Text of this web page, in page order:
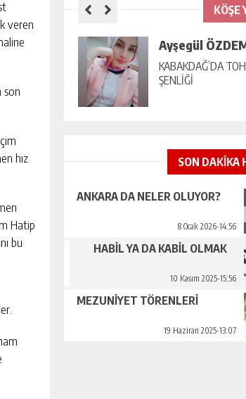
veren
son
hız
Hatip
bu
KÖŞE
Ayşegül
KABAKDAĞ’DA
ŞENLİĞİ
SON DAKİKA
ANKARA DA NELER OLUYOR?
8 Ocak 2026-14:56
HABİL YA DA KABİL OLMAK
10 Kasım 2025-15:56
MEZUNİYET TÖRENLERİ
19 Haziran 2025-13:07